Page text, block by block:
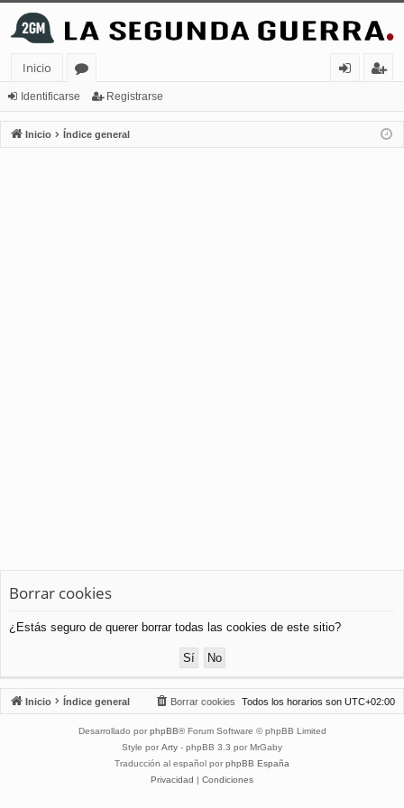
Inicio
or
os
nt
ifi
ist
ra
Identificarse Registrarse
Inicio Índice general
Borrar cookies
¿Estás seguro de querer borrar todas las cookies de este sitio?
Inicio Índice general Todos los horarios son UTC+02:00
Borrar cookies
Desarrollado por phpBB® Forum Software © phpBB Limited
Style por Arty - phpBB 3.3 por MrGaby
Traducción al español por phpBB España
Privacidad | Condiciones